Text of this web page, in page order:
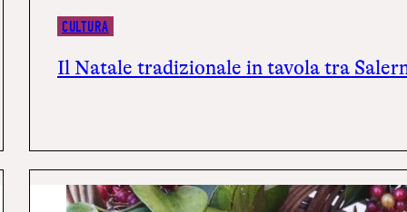
CULTURA
Il Natale tradizionale in tavola tra